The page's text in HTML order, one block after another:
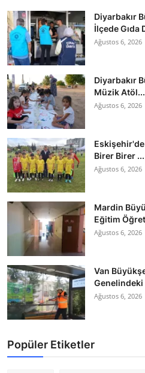
Diyarbakır
İlçede Gıda
Ağustos 6, 2026
Diyarbakır
Müzik Atöl...
Ağustos 6, 2026
Birer Birer ...
Ağustos 6, 2026
Mardin
Eğitim
Ağustos 6, 2026
Van
Genelindeki
Ağustos 6, 2026
Popüler Etiketler